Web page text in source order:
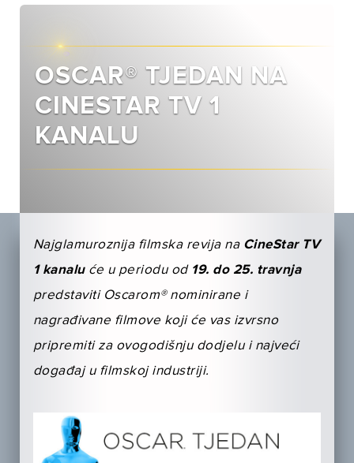
OSCAR® TJEDAN NA
CINESTAR TV 1
KANALU
Najglamuroznija filmska revija na CineStar TV
1 kanaluće u periodu od 19. do 25. travnja
predstaviti Oscarom® nominirane i
nagrađivane filmove koji će vas izvrsno
pripremiti za ovogodišnju dodjelu i najveći
događaj u filmskoj industriji.